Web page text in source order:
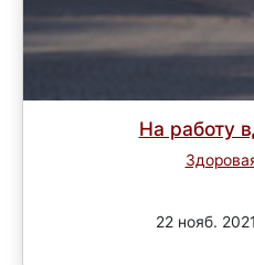
На работу
22 нояб.